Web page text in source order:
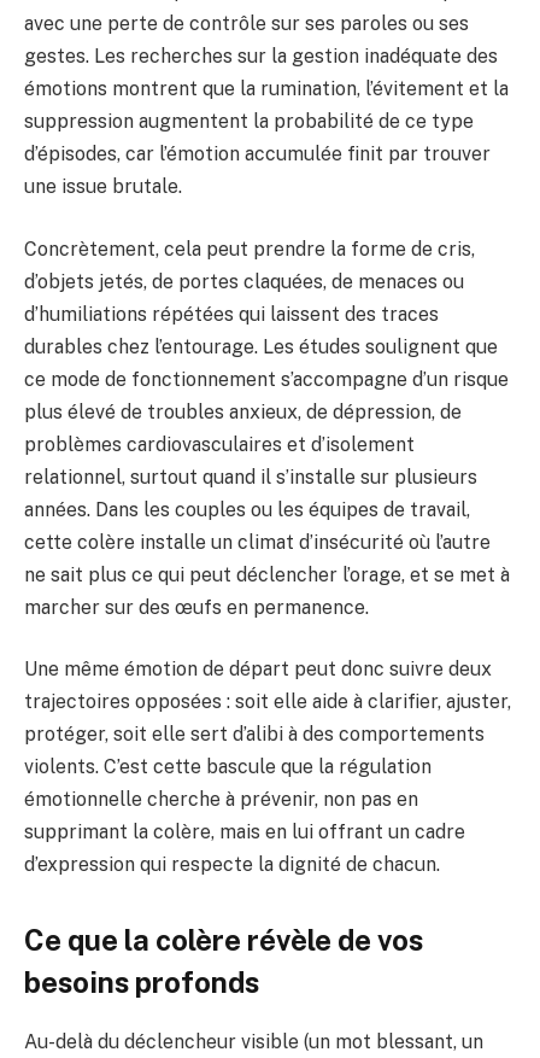
avec une perte de contrôle sur ses paroles ou ses
gestes. Les recherches sur la gestion inadéquate des
émotions montrent que la rumination, l’évitement et la
suppression augmentent la probabilité de ce type
d’épisodes, car l’émotion accumulée finit par trouver
une issue brutale.
Concrètement, cela peut prendre la forme de cris,
d’objets jetés, de portes claquées, de menaces ou
d’humiliations répétées qui laissent des traces
durables chez l’entourage. Les études soulignent que
ce mode de fonctionnement s’accompagne d’un risque
plus élevé de troubles anxieux, de dépression, de
problèmes cardiovasculaires et d’isolement
relationnel, surtout quand il s’installe sur plusieurs
années. Dans les couples ou les équipes de travail,
cette colère installe un climat d’insécurité où l’autre
ne sait plus ce qui peut déclencher l’orage, et se met à
marcher sur des œufs en permanence.
Une même émotion de départ peut donc suivre deux
trajectoires opposées : soit elle aide à clarifier, ajuster,
protéger, soit elle sert d’alibi à des comportements
violents. C’est cette bascule que la régulation
émotionnelle cherche à prévenir, non pas en
supprimant la colère, mais en lui offrant un cadre
d’expression qui respecte la dignité de chacun.
Ce que la colère révèle de vos
besoins profonds
Au-delà du déclencheur visible (un mot blessant, un